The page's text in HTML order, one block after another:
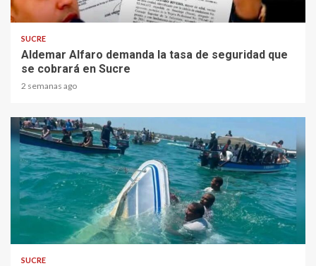
2 min read
SUCRE
Aldemar Alfaro demanda la tasa de seguridad que
se cobrará en Sucre
2 semanas ago
SUCRE